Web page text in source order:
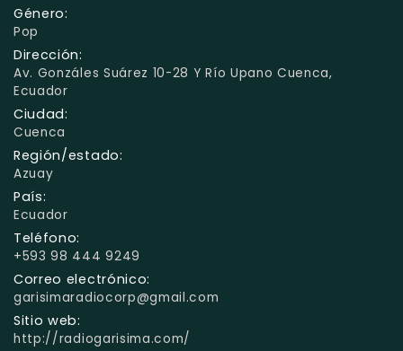
Género:
Pop
Dirección:
Av. Gonzáles Suárez 10-28 Y Río Upano Cuenca,
Ecuador
Ciudad:
Cuenca
Región/estado:
Azuay
País:
Ecuador
Teléfono:
+593 98 444 9249
Correo electrónico:
garisimaradiocorp@gmail.com
Sitio web:
http://radiogarisima.com/